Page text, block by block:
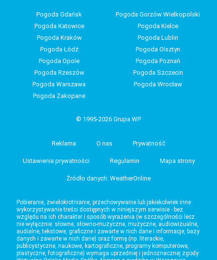
Pogoda Gdańsk
Pogoda Gorzów Wielkopolski
Pogoda Katowice
Pogoda Kielce
Pogoda Kraków
Pogoda Lublin
Pogoda Łódź
Pogoda Olsztyn
Pogoda Opole
Pogoda Poznań
Pogoda Rzeszów
Pogoda Szczecin
Pogoda Warszawa
Pogoda Wrocław
Pogoda Zakopane
© 1995-2026 Grupa WP
Reklama O nas Prywatność
Ustawienia prywatności Regulamin Mapa strony
Źródło danych: WeatherOnline
Pobieranie, zwielokrotnianie, przechowywanie lub jakiekolwiek inne
wykorzystywanie treści dostępnych w niniejszym serwisie - bez
względu na ich charakter i sposób wyrażenia (w szczególności lecz
nie wyłącznie: słowne, słowno-muzyczne, muzyczne, audiowizualne,
audialne, tekstowe, graficzne i zawarte w nich dane i informacje, bazy
danych i zawarte w nich dane) oraz formę (np. literackie,
publicystyczne, naukowe, kartograficzne, programy komputerowe,
plastyczne, fotograficzne) wymaga uprzedniej i jednoznacznej zgody